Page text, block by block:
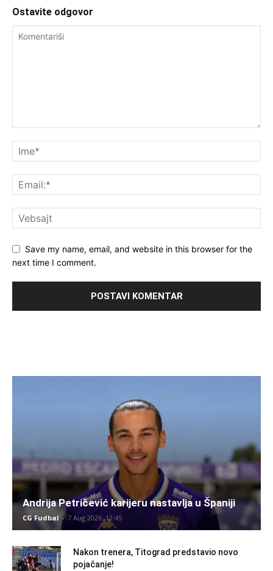
Ostavite odgovor
Save my name, email, and website in this browser for the
next time I comment.
Andrija Petričević karijeru nastavlja u Španiji
CG Fudbal - 7 Aug 2026. 12:45
Nakon trenera, Titograd predstavio novo
pojačanje!